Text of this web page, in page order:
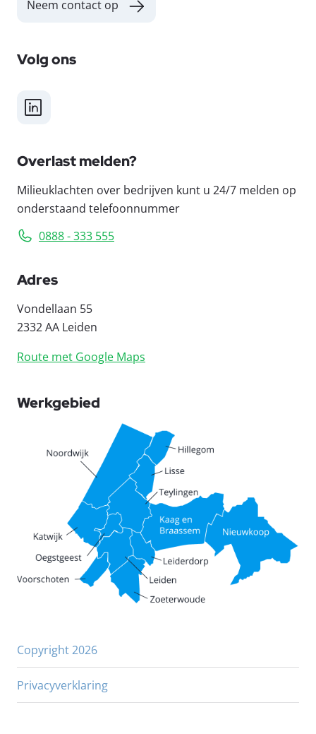
Neem contact op
Volg ons
LinkedIn
Overlast melden?
Milieuklachten over bedrijven kunt u 24/7 melden op
onderstaand telefoonnummer
0888 - 333 555
Adres
Vondellaan 55
2332 AA Leiden
Route met Google Maps
Werkgebied
Copyright 2026
Privacyverklaring